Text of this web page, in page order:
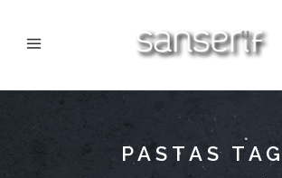
PASTAS TAG